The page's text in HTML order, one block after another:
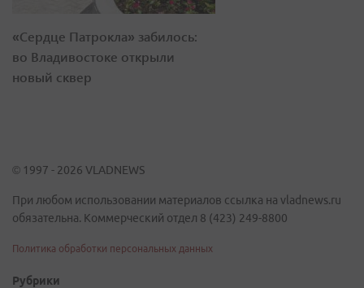
«Сердце Патрокла» забилось:
во Владивостоке открыли
новый сквер
© 1997 - 2026 VLADNEWS
При любом использовании материалов ссылка на vladnews.ru
обязательна. Коммерческий отдел 8 (423) 249-8800
Политика обработки персональных данных
Рубрики